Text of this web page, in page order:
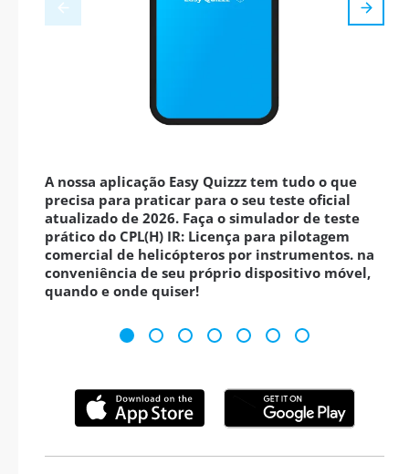
A nossa aplicação Easy Quizzz tem tudo o que
precisa para praticar para o seu teste oficial
atualizado de 2026. Faça o simulador de teste
prático do CPL(H) IR: Licença para pilotagem
comercial de helicópteros por instrumentos. na
conveniência de seu próprio dispositivo móvel,
quando e onde quiser!